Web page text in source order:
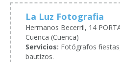
La Luz Fotografia
Hermanos Becerril, 14
Cuenca (Cuenca)
Servicios: Fotógrafos
bautizos.